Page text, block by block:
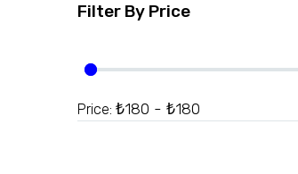
Filter By Price
Price: ₺180 - ₺180